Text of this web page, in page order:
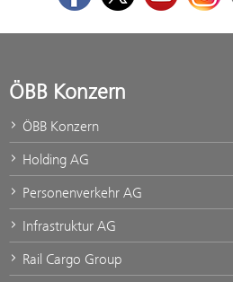
ÖBB Konzern
ÖBB Konzern
Holding AG
Personenverkehr AG
Infrastruktur AG
Rail Cargo Group